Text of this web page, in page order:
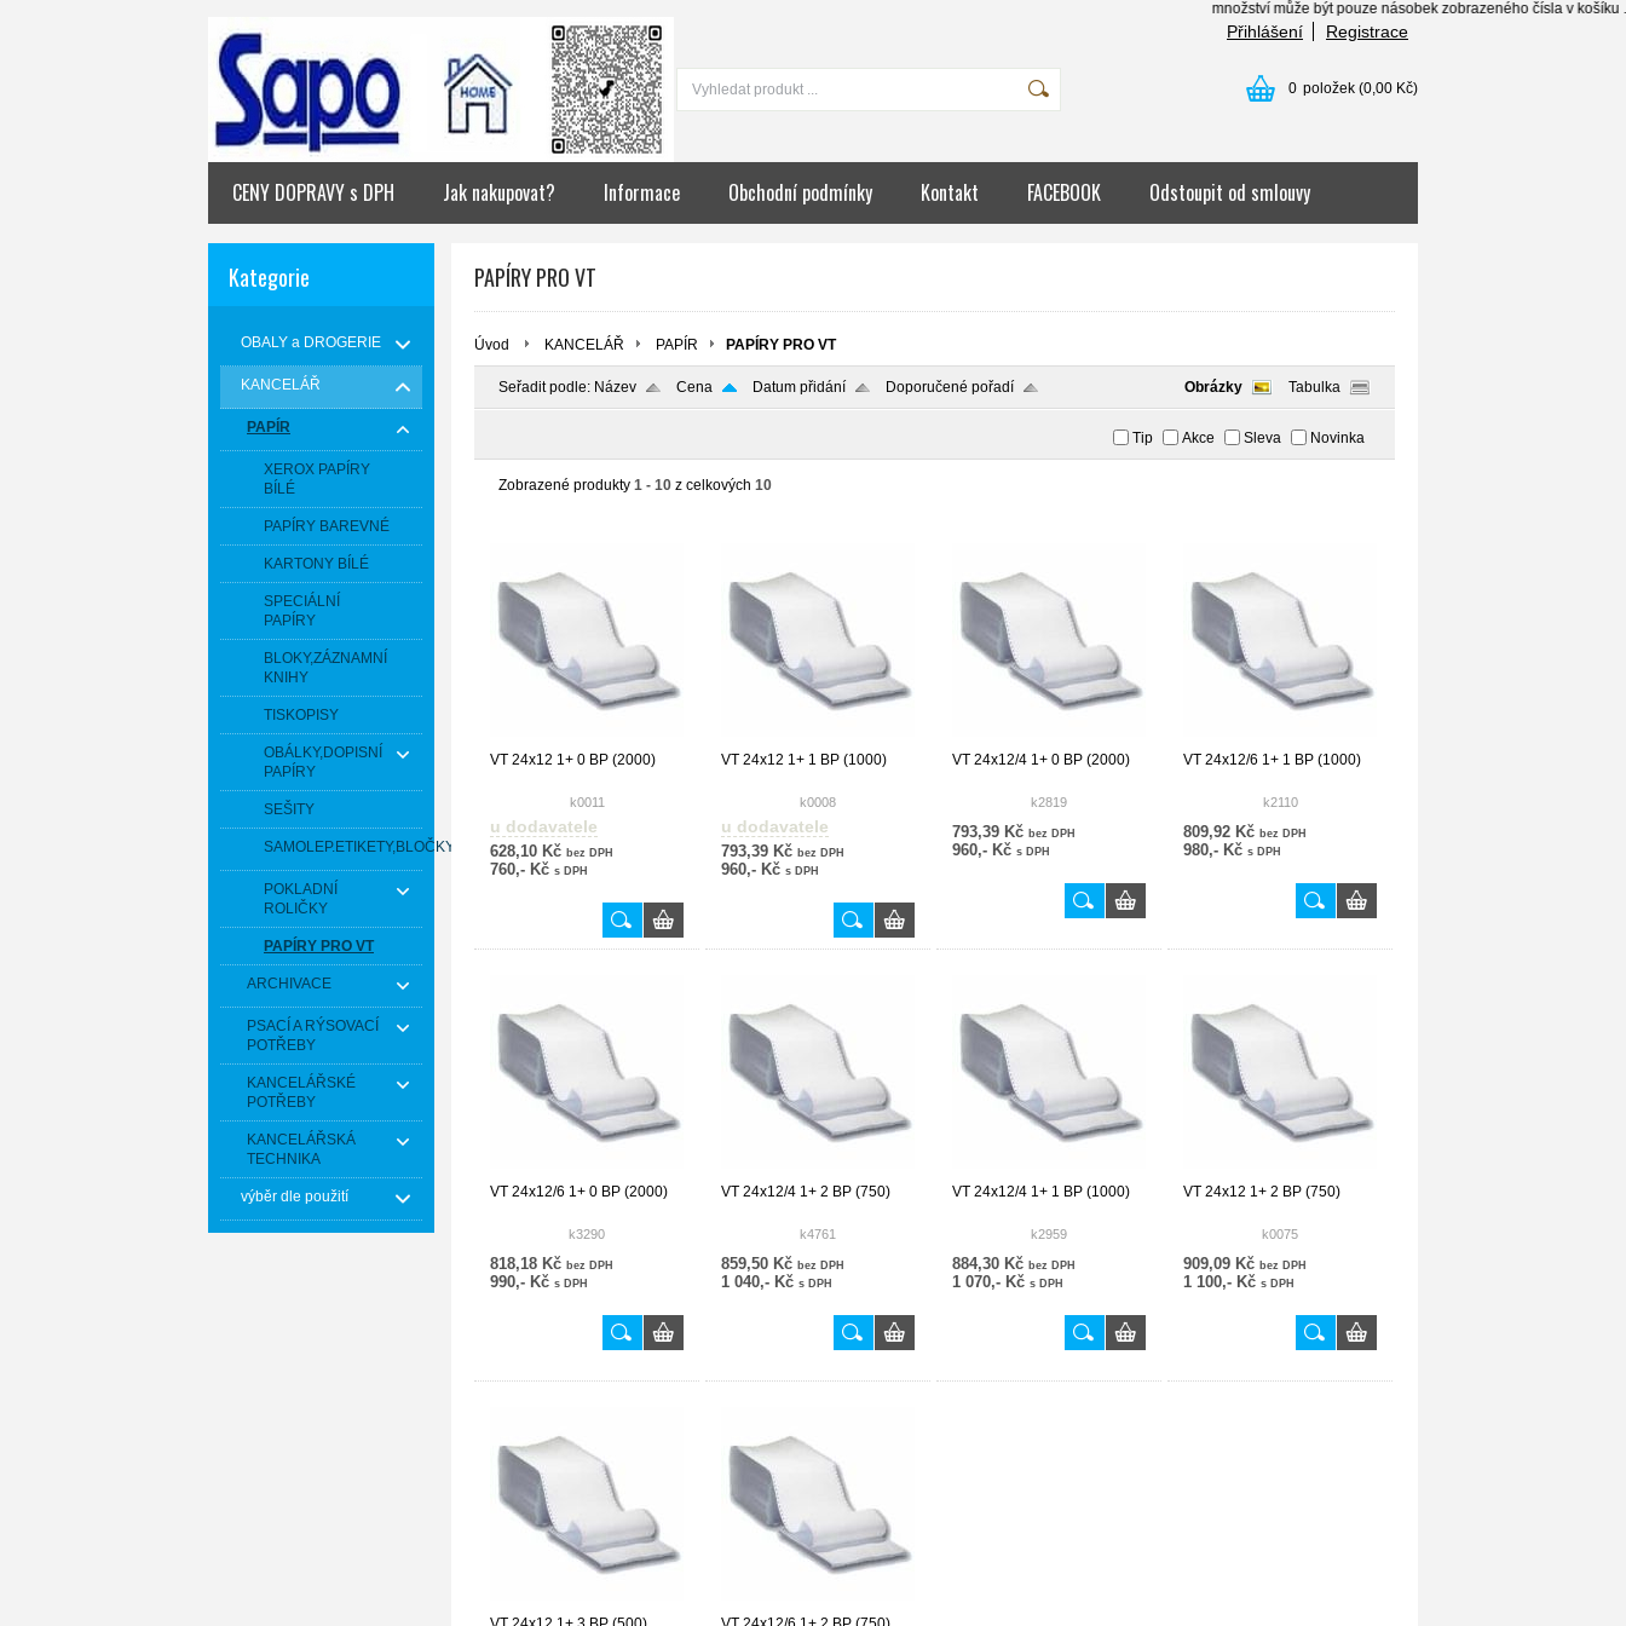
množství může být pouze násobek zobrazeného čísla v košíku . .
Přihlášení Registrace
0 položek (0,00 Kč)
CENY DOPRAVY s DPH Jak nakupovat? Informace Obchodní podmínky Kontakt FACEBOOK Odstoupit od smlouvy
Kategorie
OBALY a DROGERIE
KANCELÁŘ
PAPÍR
XEROX PAPÍRY
BÍLÉ
PAPÍRY BAREVNÉ
KARTONY BÍLÉ
SPECIÁLNÍ
PAPÍRY
BLOKY,ZÁZNAMNÍ
KNIHY
TISKOPISY
OBÁLKY,DOPISNÍ
PAPÍRY
SEŠITY
SAMOLEP.ETIKETY,BLOČKY
POKLADNÍ
ROLIČKY
PAPÍRY PRO VT
ARCHIVACE
PSACÍ A RÝSOVACÍ
POTŘEBY
KANCELÁŘSKÉ
POTŘEBY
KANCELÁŘSKÁ
TECHNIKA
výběr dle použití
PAPÍRY PRO VT
Úvod KANCELÁŘ PAPÍR PAPÍRY PRO VT
Seřadit podle: Název Cena Datum přidání Doporučené pořadí Obrázky Tabulka
Tip Akce Sleva Novinka
Zobrazené produkty 1 - 10 z celkových 10
VT 24x12 1+ 0 BP (2000)
k0011
u dodavatele
628,10 Kč bez DPH
760,- Kč s DPH
VT 24x12 1+ 1 BP (1000)
k0008
u dodavatele
793,39 Kč bez DPH
960,- Kč s DPH
VT 24x12/4 1+ 0 BP (2000)
k2819
793,39 Kč bez DPH
960,- Kč s DPH
VT 24x12/6 1+ 1 BP (1000)
k2110
809,92 Kč bez DPH
980,- Kč s DPH
VT 24x12/6 1+ 0 BP (2000)
k3290
818,18 Kč bez DPH
990,- Kč s DPH
VT 24x12/4 1+ 2 BP (750)
k4761
859,50 Kč bez DPH
1 040,- Kč s DPH
VT 24x12/4 1+ 1 BP (1000)
k2959
884,30 Kč bez DPH
1 070,- Kč s DPH
VT 24x12 1+ 2 BP (750)
k0075
909,09 Kč bez DPH
1 100,- Kč s DPH